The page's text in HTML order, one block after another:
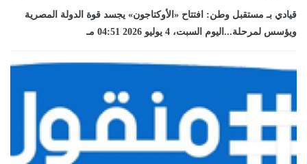
قيادي بـ مستقبل وطن: افتتاح «الأوكتاجون» يجسد قوة الدولة المصرية
ويؤسس لمرحلة...اليوم السبت، 4 يوليو 2026 04:51 مـ